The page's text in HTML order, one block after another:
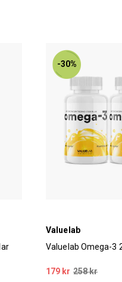
-30%
Valuelab
Valuelab Omega-3
179 kr 258 kr